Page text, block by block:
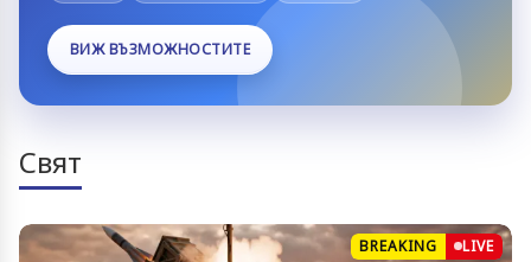
ВИЖ ВЪЗМОЖНОСТИТЕ
Свят
BREAKING LIVE